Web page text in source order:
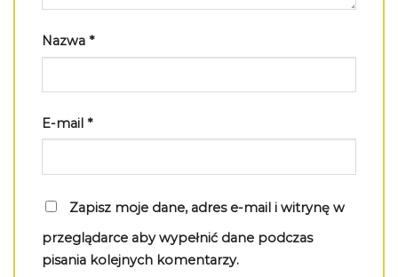
Nazwa *
E-mail *
Zapisz moje dane, adres e-mail i witrynę w
przeglądarce aby wypełnić dane podczas
pisania kolejnych komentarzy.